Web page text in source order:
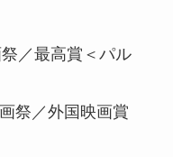
／最高賞＜パル
祭／外国映画賞